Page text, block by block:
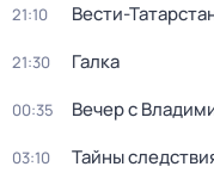
21:10 Вести-
21:30 Галка
00:35 Вечер с
03:10 Тайны